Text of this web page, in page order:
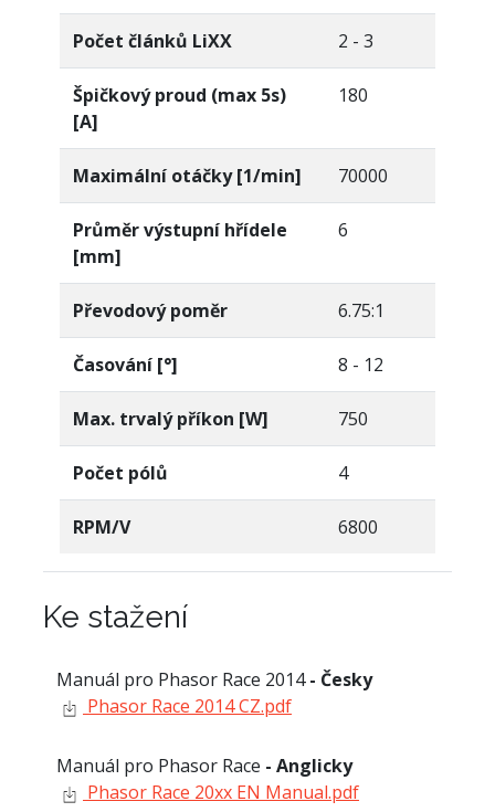
Počet článků LiXX 2 - 3
Špičkový proud (max 5s)
[A]
180
Maximální otáčky [1/min] 70000
Průměr výstupní hřídele
[mm]
6
Převodový poměr 6.75:1
Časování [°] 8 - 12
Max. trvalý příkon [W] 750
Počet pólů 4
RPM/V 6800
Ke stažení
Manuál pro Phasor Race 2014- Česky
Phasor Race 2014 CZ.pdf
Manuál pro Phasor Race - Anglicky
Phasor Race 20xx EN Manual.pdf